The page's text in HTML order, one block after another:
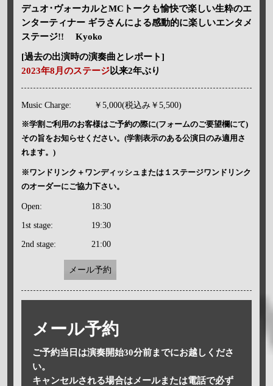
デュオ･ヴォーカルとMCトークも愉快で楽しい生粋のエ
ンターティナー ギラさんによる感動的に楽しいエンタメ
ステージ!! Kyoko
[過去の出演時の演奏曲とレポート]
2023年8月のステージ以来2年ぶり
Music Charge: ￥5,000(税込み￥5,500)
※学割ご利用のお客様はご予約の際に(フォームのご要望欄にて)
その旨をお知らせください。(学割表示のある公演日のみ適用さ
れます。)
※ワンドリンク＋ワンディッシュまたは１ステージワンドリンク
のオーダーにご協力下さい。
Open: 18:30
1st stage: 19:30
2nd stage: 21:00
メール予約
メール予約
ご予約当日は演奏開始30分前までにお越しくださ
い。
キャンセルされる場合はメールまたは電話で必ず